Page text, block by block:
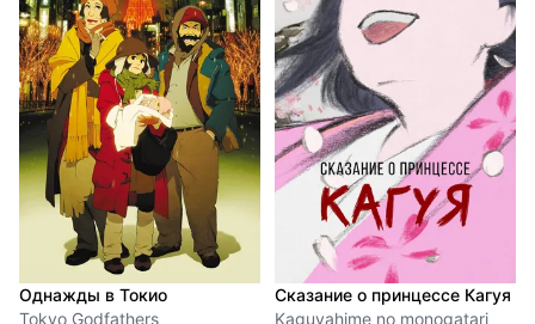
Однажды в Токио
Tokyo Godfathers
Сказание о принцессе Кагуя
Kaguyahime no monogatari